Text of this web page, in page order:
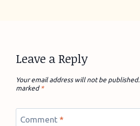
Leave a Reply
Your email address will not be published.
marked*
Comment *